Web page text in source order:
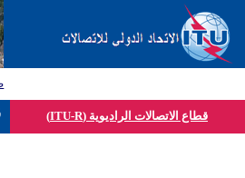
قطاع الاتصالات الراديوية (ITU-R)